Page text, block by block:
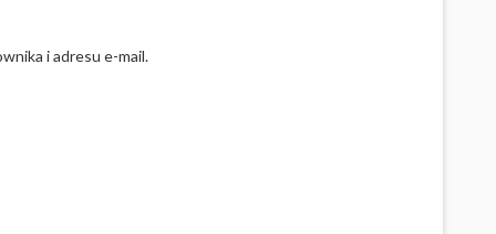
i adresu e-mail.